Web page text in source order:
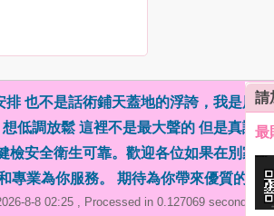
請
最
也不是話術鋪天蓋地的浮誇，我是用
低調放鬆 這裡不是最大聲的 但是真誠
檢安全衛生可靠。歡迎各位如果在別家
專業為你服務。 期待為你帶來優質的體
8-8 02:25 , Processed in 0.127069 second(s),